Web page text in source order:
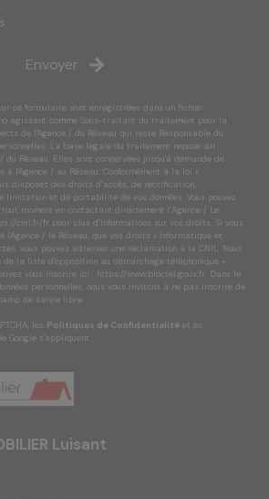
Envoyer
ce formulaire sont enregistrées dans un fichier
agissant comme Sous-traitant du traitement pour la
de l'Agence / du Réseau qui reste Responsable du
La base légale du traitement repose sur
du Réseau. Elles sont conservées jusqu'à demande de
à l'Agence / au Réseau. Conformément à la loi «
disposez des droits d’accès, de rectification,
limitation et de portabilité de vos données. Vous pouvez
moment en contactant directement l’Agence / Le
cnil.fr/fr pour plus d’informations sur vos droits. Si vous
/ le Réseau, que vos droits « Informatique et
vous pouvez adresser une réclamation à la CNIL. Nous
de la liste d'opposition au démarchage téléphonique «
vous inscrire ici :
https://www.bloctel.gouv.fr
. Dans le
personnelles, nous vous invitons à ne pas inscrire de
de saisie libre.
les Politiques de Confidentialité et es
Google s'appliquent.
Luisant